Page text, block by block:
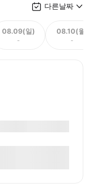
다른날짜
08.09(일)
-
08.10(월)
-